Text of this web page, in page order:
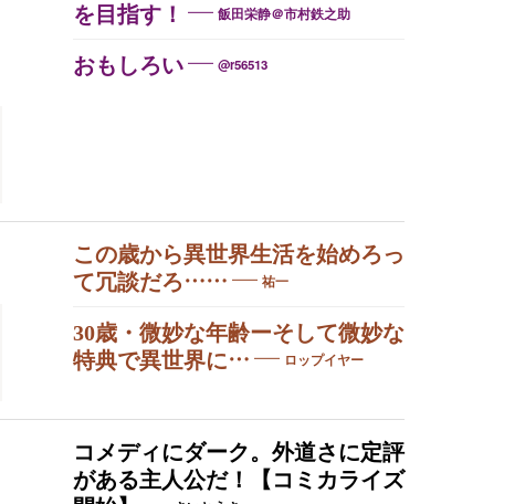
を目指す！
飯田栄静＠市村鉄之助
おもしろい @r56513
この歳から異世界生活を始めろっ
て冗談だろ……
祐一
30歳・微妙な年齢ーそして微妙な
特典で異世界に…
ロップイヤー
コメディにダーク。外道さに定評
がある主人公だ！【コミカライズ